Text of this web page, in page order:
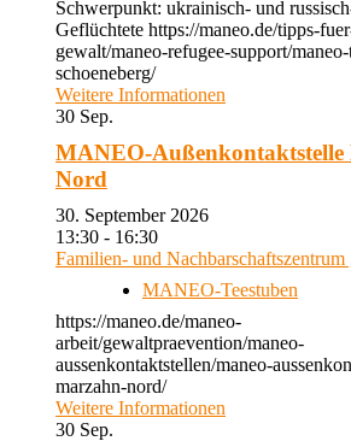
Schwerpunkt: ukrainisch- und
Geflüchtete https://maneo.de/tipps-
gewalt/maneo-refugee-support/maneo-
schoeneberg/
Weitere Informationen
30 Sep.
MANEO-Außenkontaktstelle
Nord
30. September 2026
13:30 - 16:30
Familien- und
MANEO-Teestuben
https://maneo.de/maneo-
arbeit/gewaltpraevention/maneo-
aussenkontaktstellen/maneo-
marzahn-nord/
Weitere Informationen
30 Sep.